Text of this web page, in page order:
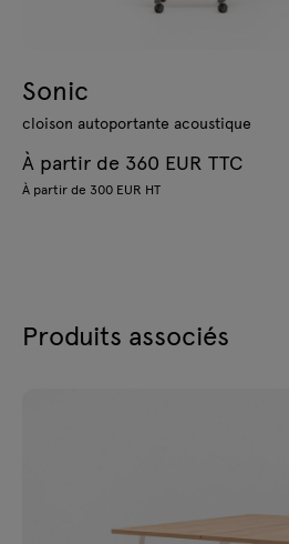
Sonic
cloison autoportante acoustique
À partir de 360 EUR TTC
À partir de 300 EUR HT
Produits associés